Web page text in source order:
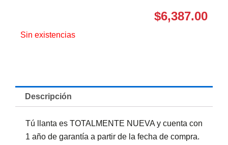
$6,387.00
Sin existencias
Descripción
Tú llanta es TOTALMENTE NUEVA y cuenta con
1 año de garantía a partir de la fecha de compra.